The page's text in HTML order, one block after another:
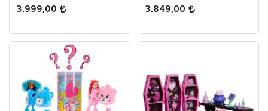
3.999,00 3.849,00